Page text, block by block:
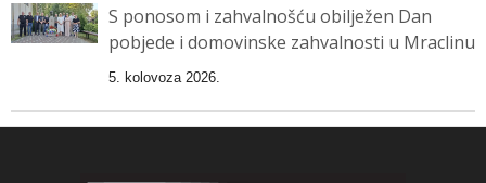
S ponosom i zahvalnošću obilježen Dan
pobjede i domovinske zahvalnosti u Mraclinu
5. kolovoza 2026.